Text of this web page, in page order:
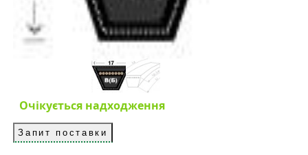
Очікується надходження
Запит поставки